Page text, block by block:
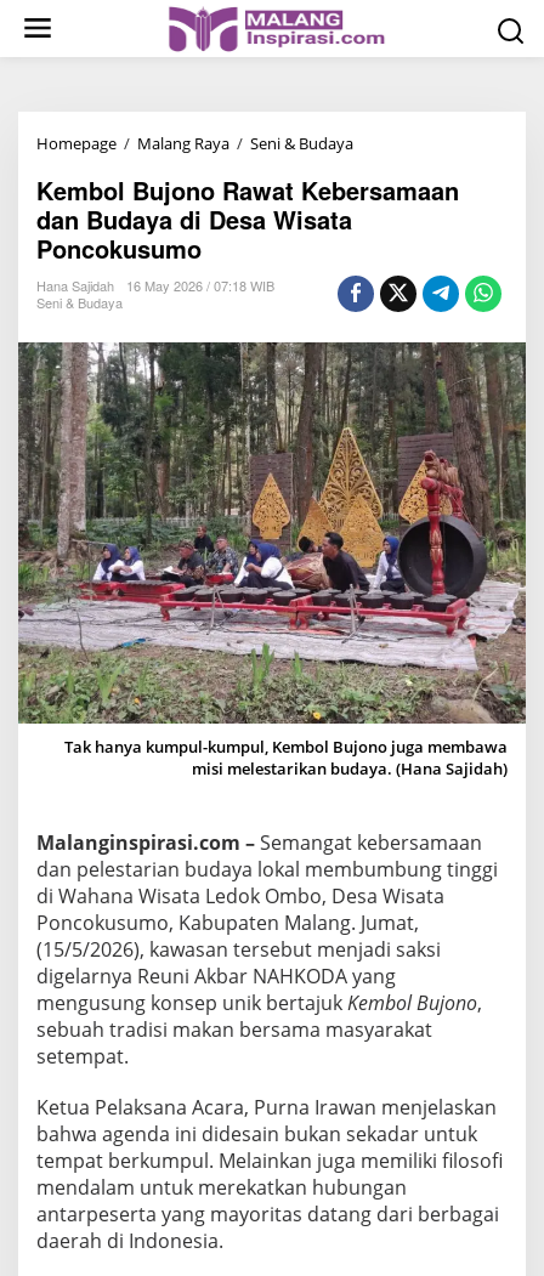
Homepage / Malang Raya / Seni & Budaya
m
l
B
u
j
o
n
o
R
a
w
a
t
K
e
b
e
r
s
a
a
n
d
a
n
B
u
y
a
D
Kembol Bujono Rawat Kebersamaan
dan Budaya di Desa Wisata
Poncokusumo
Hana Sajidah
16 May 2026 / 07:18 WIB
Seni & Budaya
Tak hanya kumpul-kumpul, Kembol Bujono juga membawa
misi melestarikan budaya. (Hana Sajidah)
Malanginspirasi.com –Semangat kebersamaan
dan pelestarian budaya lokal membumbung tinggi
di Wahana Wisata Ledok Ombo, Desa Wisata
Poncokusumo, Kabupaten Malang. Jumat,
(15/5/2026), kawasan tersebut menjadi saksi
digelarnya Reuni Akbar NAHKODA yang
mengusung konsep unik bertajukKembol Bujono,
sebuah tradisi makan bersama masyarakat
setempat.
Ketua Pelaksana Acara, Purna Irawan menjelaskan
bahwa agenda ini didesain bukan sekadar untuk
tempat berkumpul. Melainkan juga memiliki filosofi
mendalam untuk merekatkan hubungan
antarpeserta yang mayoritas datang dari berbagai
daerah di Indonesia.